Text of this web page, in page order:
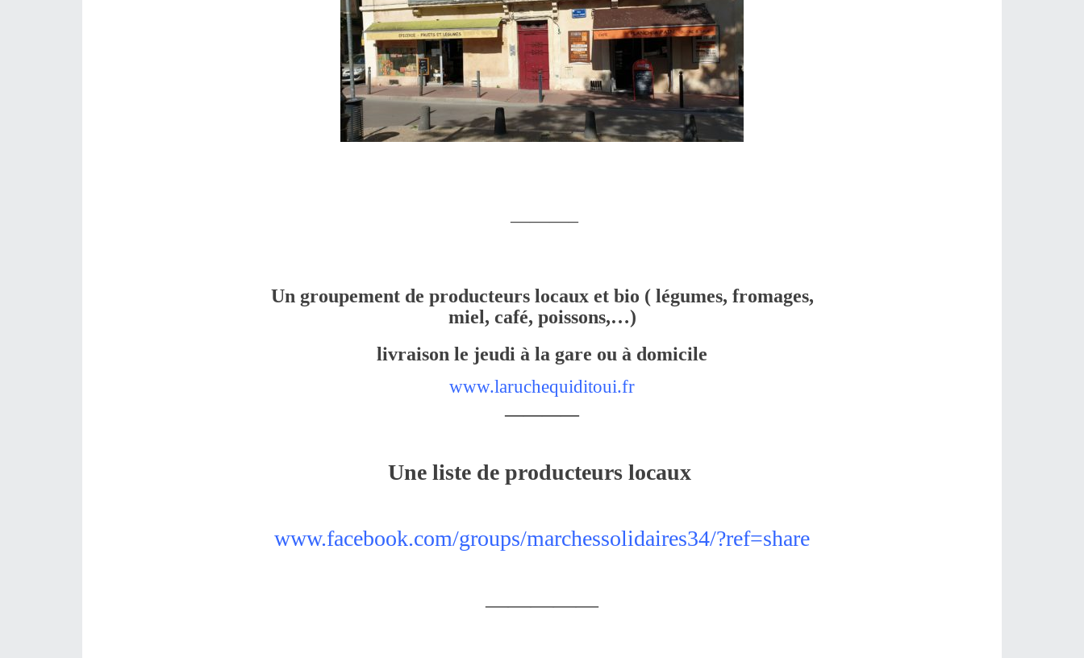
———–
Un groupement de producteurs locaux et bio ( légumes, fromages,
miel, café, poissons,…)
livraison le jeudi à la gare ou à domicile
www.laruchequiditoui.fr
————
Une liste de producteurs locaux
www.facebook.com/groups/marchessolidaires34/?ref=share
—————